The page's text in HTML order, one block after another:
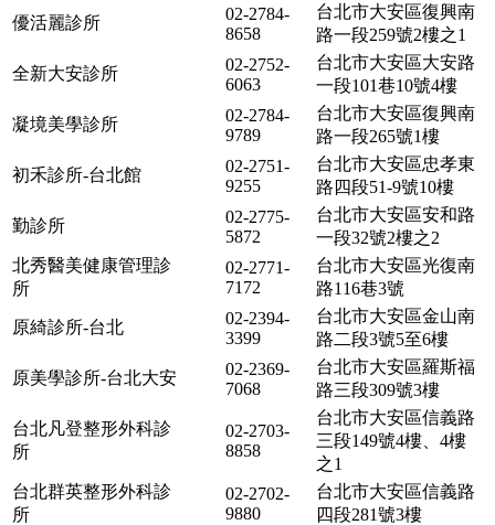
優活麗診所
02-2784-
8658
台北市大安區復興南
路一段259號2樓之1
全新大安診所
02-2752-
6063
台北市大安區大安路
一段101巷10號4樓
凝境美學診所
02-2784-
9789
台北市大安區復興南
路一段265號1樓
初禾診所-台北館
02-2751-
9255
台北市大安區忠孝東
路四段51-9號10樓
勤診所
02-2775-
5872
台北市大安區安和路
一段32號2樓之2
北秀醫美健康管理診
所
02-2771-
7172
台北市大安區光復南
路116巷3號
原綺診所-台北
02-2394-
3399
台北市大安區金山南
路二段3號5至6樓
原美學診所-台北大安
02-2369-
7068
台北市大安區羅斯福
路三段309號3樓
台北凡登整形外科診
所
02-2703-
8858
台北市大安區信義路
三段149號4樓、4樓
之1
台北群英整形外科診
所
02-2702-
9880
台北市大安區信義路
四段281號3樓